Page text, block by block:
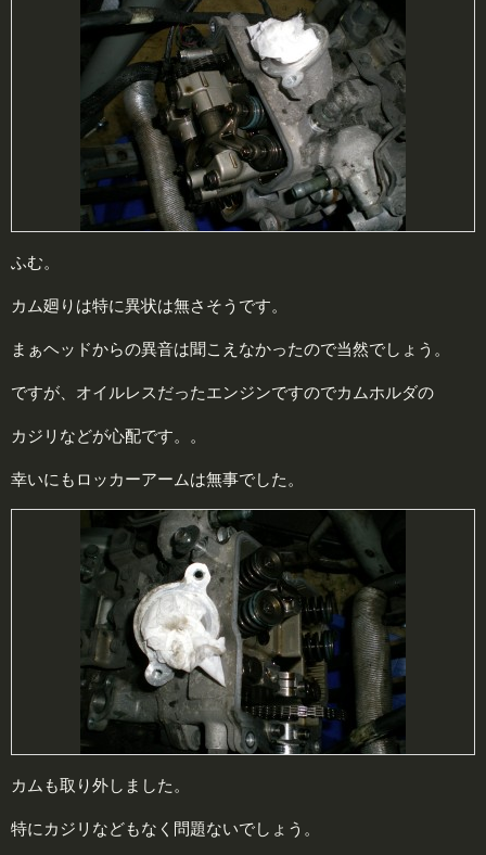
ふむ。
カム廻りは特に異状は無さそうです。
まぁヘッドからの異音は聞こえなかったので当然でしょう。
ですが、オイルレスだったエンジンですのでカムホルダの
カジリなどが心配です。。
幸いにもロッカーアームは無事でした。
カムも取り外しました。
特にカジリなどもなく問題ないでしょう。